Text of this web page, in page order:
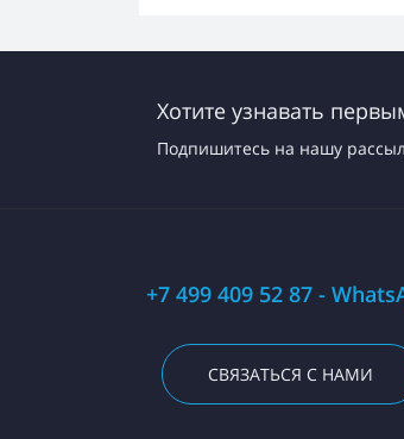
Хотите узнавать
Подпишитесь на нашу
+7 499 409 52 87 -
СВЯЗАТЬСЯ С НАМИ